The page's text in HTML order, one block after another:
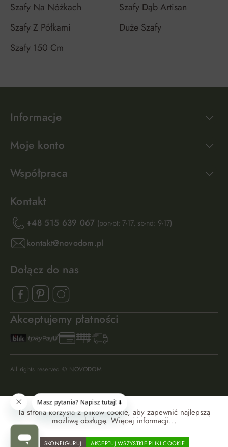
Szafy Na Nóżkach
Szafy Dąb Artisan
Szafy Z Półkami
Duże Szafy
Szafy 150 Cm
Informacje
Moje konto
Współpraca
Kontakt
+48 515 639 067 (pon-pt: 7-17, sb-nd: 9-17)
kontakt@novodom.pl
Dołącz do nas
Akceptujemy płatności
All rights reserved © NOVODOM
Ta strona korzysta z plików cookie, aby zapewnić najlepszą
możliwą obsługę. Więcej informacji...
SKONFIGURUJ AKCEPTUJ WSZYSTKIE PLIKI COOKIE